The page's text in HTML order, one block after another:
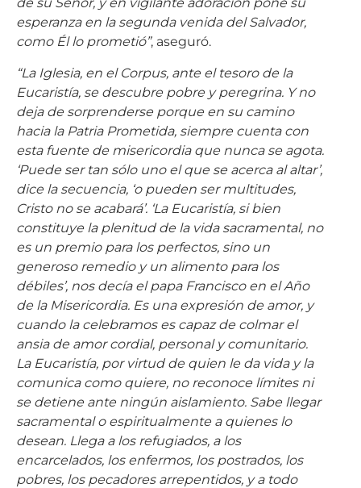
esperanza en la segunda venida del Salvador,
como Él lo prometió”, aseguró.
“La Iglesia, en el Corpus, ante el tesoro de la
Eucaristía, se descubre pobre y peregrina. Y no
deja de sorprenderse porque en su camino
hacia la Patria Prometida, siempre cuenta con
esta fuente de misericordia que nunca se agota.
‘Puede ser tan sólo uno el que se acerca al altar’,
dice la secuencia, ‘o pueden ser multitudes,
Cristo no se acabará’. ‘La Eucaristía, si bien
constituye la plenitud de la vida sacramental, no
es un premio para los perfectos, sino un
generoso remedio y un alimento para los
débiles’, nos decía el papa Francisco en el Año
de la Misericordia. Es una expresión de amor, y
cuando la celebramos es capaz de colmar el
ansia de amor cordial, personal y comunitario.
La Eucaristía, por virtud de quien le da vida y la
comunica como quiere, no reconoce límites ni
se detiene ante ningún aislamiento. Sabe llegar
sacramental o espiritualmente a quienes lo
desean. Llega a los refugiados, a los
encarcelados, los enfermos, los postrados, los
pobres, los pecadores arrepentidos, y a todo